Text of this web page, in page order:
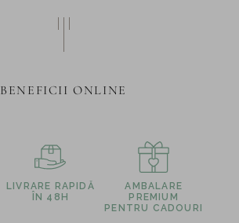
BENEFICII ONLINE
LIVRARE RAPIDĂ
ÎN 48H
AMBALARE
PREMIUM
PENTRU CADOURI